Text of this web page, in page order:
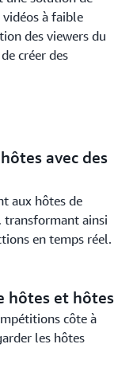
à faible
des viewers du
créer des
avec des
aux hôtes de
transformant ainsi
en temps réel.
hôtes et hôtes
côte à
les hôtes